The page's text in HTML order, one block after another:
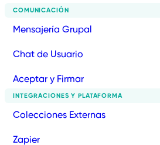
COMUNICACIÓN
Mensajería Grupal
Chat de Usuario
Aceptar y Firmar
INTEGRACIONES Y PLATAFORMA
Colecciones Externas
Zapier